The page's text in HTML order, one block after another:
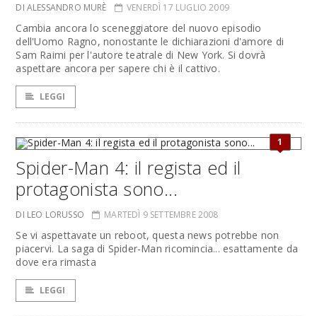
DI ALESSANDRO MURÈ VENERDÌ 17 LUGLIO 2009
Cambia ancora lo sceneggiatore del nuovo episodio
dell'Uomo Ragno, nonostante le dichiarazioni d'amore di
Sam Raimi per l'autore teatrale di New York. Si dovrà
aspettare ancora per sapere chi è il cattivo.
LEGGI
1
Spider-Man 4: il regista ed il
protagonista sono...
DI LEO LORUSSO MARTEDÌ 9 SETTEMBRE 2008
Se vi aspettavate un reboot, questa news potrebbe non
piacervi. La saga di Spider-Man ricomincia... esattamente da
dove era rimasta
LEGGI